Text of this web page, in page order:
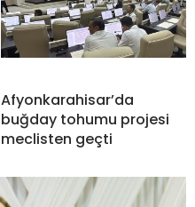
Afyonkarahisar’da
buğday tohumu projesi
meclisten geçti